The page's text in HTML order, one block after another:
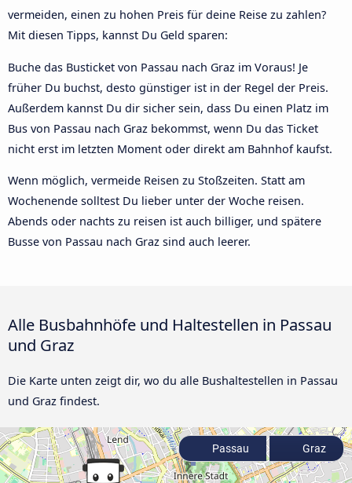
vermeiden, einen zu hohen Preis für deine Reise zu zahlen?
Mit diesen Tipps, kannst Du Geld sparen:
Buche das Busticket von Passau nach Graz im Voraus! Je
früher Du buchst, desto günstiger ist in der Regel der Preis.
Außerdem kannst Du dir sicher sein, dass Du einen Platz im
Bus von Passau nach Graz bekommst, wenn Du das Ticket
nicht erst im letzten Moment oder direkt am Bahnhof kaufst.
Wenn möglich, vermeide Reisen zu Stoßzeiten. Statt am
Wochenende solltest Du lieber unter der Woche reisen.
Abends oder nachts zu reisen ist auch billiger, und spätere
Busse von Passau nach Graz sind auch leerer.
Alle Busbahnhöfe und Haltestellen in Passau
und Graz
Die Karte unten zeigt dir, wo du alle Bushaltestellen in Passau
und Graz findest.
Passau Graz